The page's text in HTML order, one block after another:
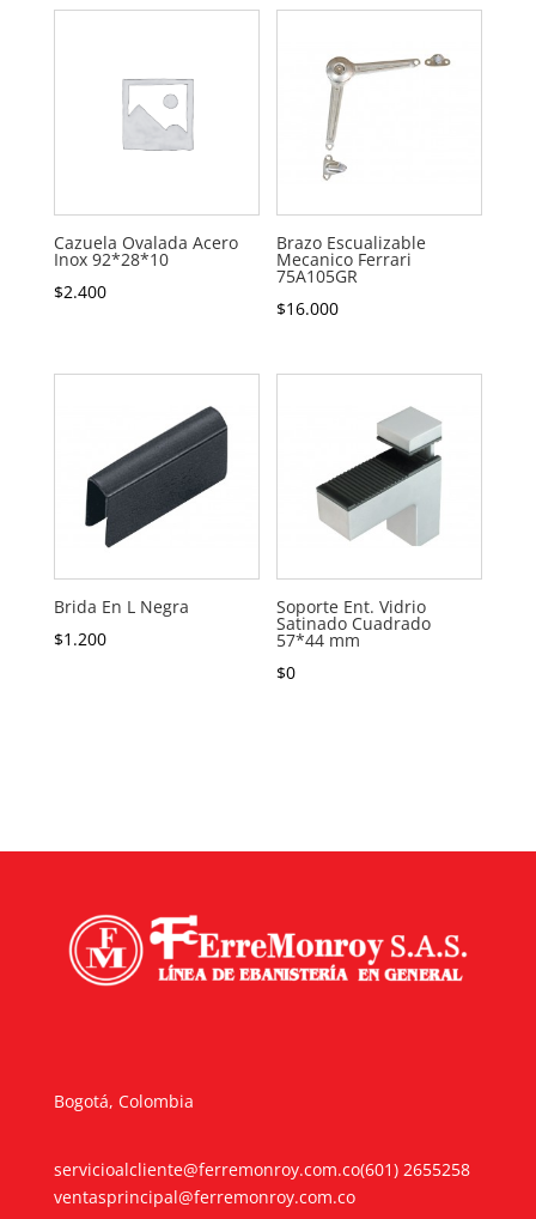
Cazuela Ovalada Acero
Inox 92*28*10
$2.400
Brazo Escualizable
Mecanico Ferrari
75A105GR
$16.000
Brida En L Negra
$1.200
Soporte Ent. Vidrio
Satinado Cuadrado
57*44 mm
$0
Bogotá, Colombia
servicioalcliente@ferremonroy.com.co
ventasprincipal@ferremonroy.com.co
(601) 2655258